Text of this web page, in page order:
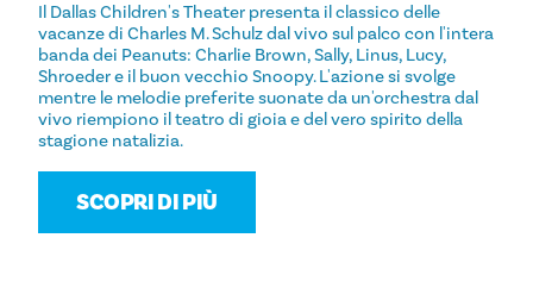
Il Dallas Children's Theater presenta il classico delle
vacanze di Charles M. Schulz dal vivo sul palco con l'intera
banda dei Peanuts: Charlie Brown, Sally, Linus, Lucy,
Shroeder e il buon vecchio Snoopy. L'azione si svolge
mentre le melodie preferite suonate da un'orchestra dal
vivo riempiono il teatro di gioia e del vero spirito della
stagione natalizia.
SCOPRI DI PIÙ